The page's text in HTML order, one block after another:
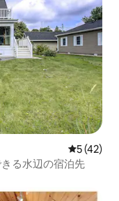
レビュー
5 (42)
る水辺の宿泊先